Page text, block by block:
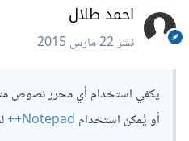
احمد طلال
نشر22 مارس 2015
يكفي استخدام أي محرر نصوص
أو يُمكن استخدام Notepad++